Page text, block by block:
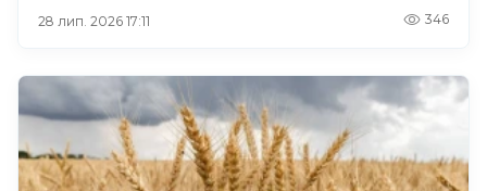
28 лип. 2026 17:11 346